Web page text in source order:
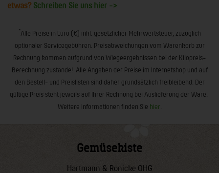
etwas? Schreiben Sie uns hier ->
*Alle Preise in Euro (€) inkl. gesetzlicher Mehrwertsteuer, zuzüglich
optionaler Servicegebühren. Preisabweichungen vom Warenkorb zur
Rechnung kommen aufgrund von Wiegeergebnissen bei der Kilopreis-
Berechnung zustande! Alle Angaben der Preise im Internetshop und auf
den Bestell- und Preislisten sind daher grundsätzlich freibleibend. Der
gültige Preis steht jeweils auf Ihrer Rechnung bei Auslieferung der Ware.
Weitere Informationen finden Sie hier
Gemüsekiste
Hartmann & Rönicke OHG